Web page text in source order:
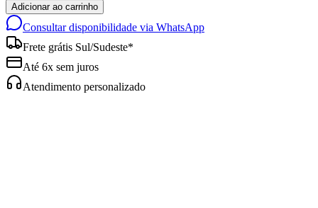
Adicionar ao carrinho
Consultar disponibilidade via WhatsApp
Frete grátis Sul/Sudeste*
Até 6x sem juros
Atendimento personalizado